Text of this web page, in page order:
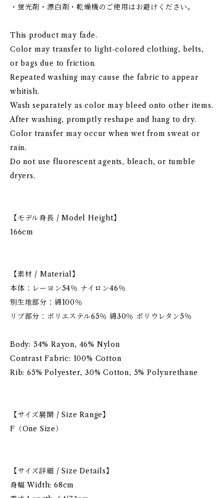
・蛍光剤・漂白剤・乾燥機のご使用はお避けください。
This product may fade.
Color may transfer to light-colored clothing, belts,
or bags due to friction.
Repeated washing may cause the fabric to appear
whitish.
Wash separately as color may bleed onto other items.
After washing, promptly reshape and hang to dry.
Color transfer may occur when wet from sweat or
rain.
Do not use fluorescent agents, bleach, or tumble
dryers.
【モデル身長 / Model Height】
166cm
【素材 / Material】
本体：レーヨン54％ ナイロン46％
別生地部分：綿100％
リブ部分：ポリエステル65％ 綿30％ ポリウレタン5％
Body: 54% Rayon, 46% Nylon
Contrast Fabric: 100% Cotton
Rib: 65% Polyester, 30% Cotton, 5% Polyurethane
【サイズ展開 / Size Range】
F（One Size）
【サイズ詳細 / Size Details】
身幅 Width: 68cm